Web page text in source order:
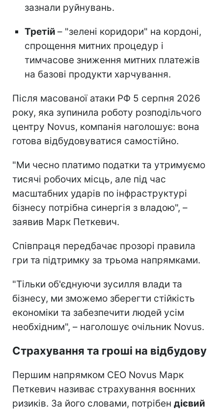
зазнали руйнувань.
Третій – "зелені коридори" на кордоні,
спрощення митних процедур і
тимчасове зниження митних платежів
на базові продукти харчування.
Після масованої атаки РФ 5 серпня 2026
року, яка зупинила роботу розподільчого
центру Novus, компанія наголошує: вона
готова відбудовуватися самостійно.
"Ми чесно платимо податки та утримуємо
тисячі робочих місць, але під час
масштабних ударів по інфраструктурі
бізнесу потрібна синергія з владою", –
заявив Марк Петкевич.
Співпраця передбачає прозорі правила
гри та підтримку за трьома напрямками.
"Тільки об'єднуючи зусилля влади та
бізнесу, ми зможемо зберегти стійкість
економіки та забезпечити людей усім
необхідним", – наголошує очільник Novus.
Страхування та гроші на відбудову
Першим напрямком CEO Novus Марк
Петкевич називає страхування воєнних
ризиків. За його словами, потрібен дієвий